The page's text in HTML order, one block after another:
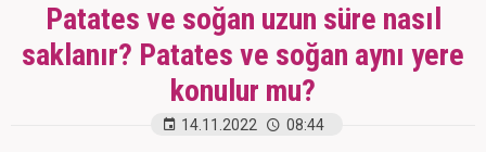
Patates ve soğan uzun süre nasıl
saklanır? Patates ve soğan aynı yere
konulur mu?
14.11.2022 08:44